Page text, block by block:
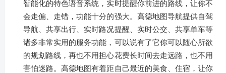
智能化的特色语音系统，实时提醒你前进的路线，让你不
会走偏、走错，功能十分的强大。高德地图导航提供自驾
导航、共享出行、实时路况提醒、实时公交、共享单车等
诸多非常实用的服务功能，可以说有了它你可以随心所欲
的规划路线，再也不用担心花费长时间去走远路，也不用
害怕迷路。高德地图有着距自己最近的美食、住宿，让你